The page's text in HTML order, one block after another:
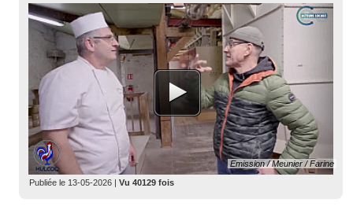
Emission / Meunier / Farine
Publiée le 13-05-2026 | Vu 40129 fois